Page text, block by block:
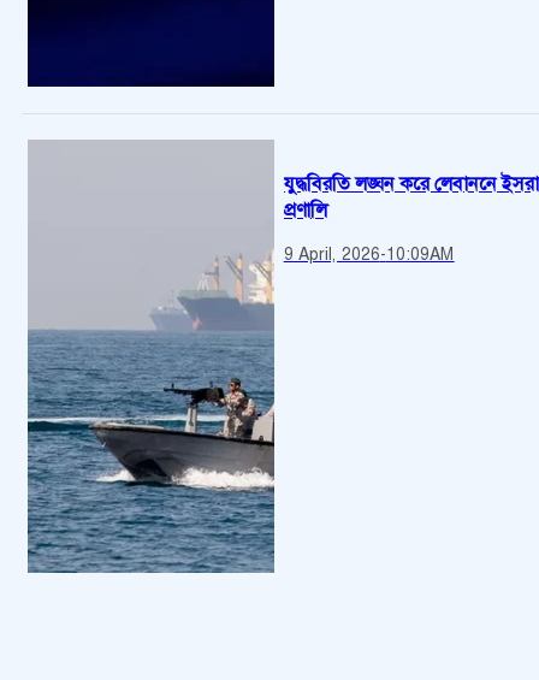
যুদ্ধবিরতি লঙ্ঘন করে লেবাননে
প্রণালি
9 April, 2026-10:09AM